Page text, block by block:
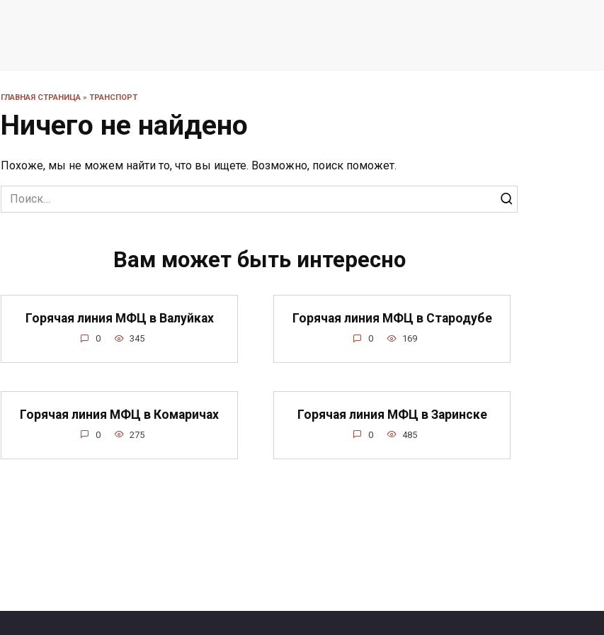
ГЛАВНАЯ СТРАНИЦА » ТРАНСПОРТ
Ничего не найдено
Похоже, мы не можем найти то, что вы ищете. Возможно, поиск поможет.
Search
for:
Вам может быть интересно
Горячая линия МФЦ в Валуйках
0 345
Горячая линия МФЦ в Стародубе
0 169
Горячая линия МФЦ в Комаричах
0 275
Горячая линия МФЦ в Заринске
0 485